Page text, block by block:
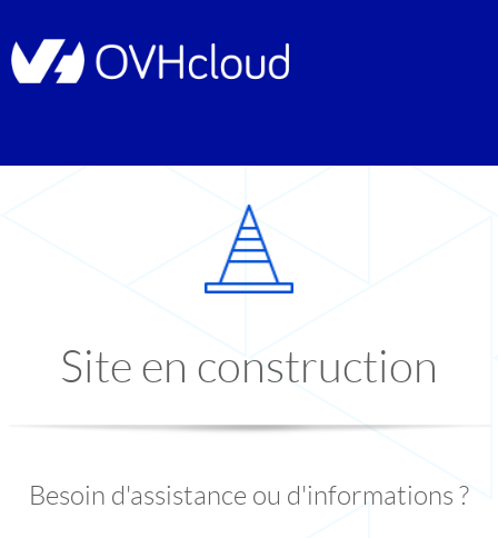
Site en construction
Besoin d'assistance ou d'informations ?